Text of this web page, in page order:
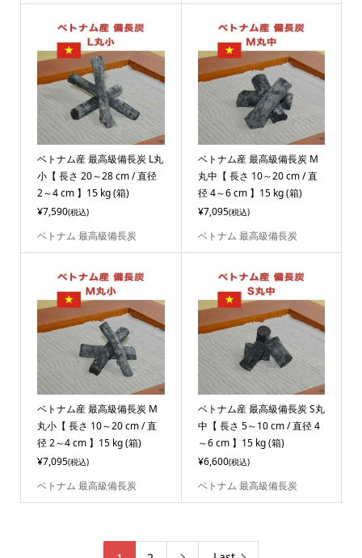
ベトナム産 最高級備長炭 L丸
小【 長さ 20～28 cm / 直径
2～4 cm 】15 kg (箱)
¥7,590(税込)
ベトナム 最高級備長炭
ベトナム産 最高級備長炭 M
丸中【 長さ 10～20 cm / 直
径 4～6 cm 】15 kg (箱)
¥7,095(税込)
ベトナム 最高級備長炭
ベトナム産 最高級備長炭 M
丸小【 長さ 10～20 cm / 直
径 2～4 cm 】15 kg (箱)
¥7,095(税込)
ベトナム 最高級備長炭
ベトナム産 最高級備長炭 S丸
中【 長さ 5～10 cm / 直径 4
～6 cm 】15 kg (箱)
¥6,600(税込)
ベトナム 最高級備長炭